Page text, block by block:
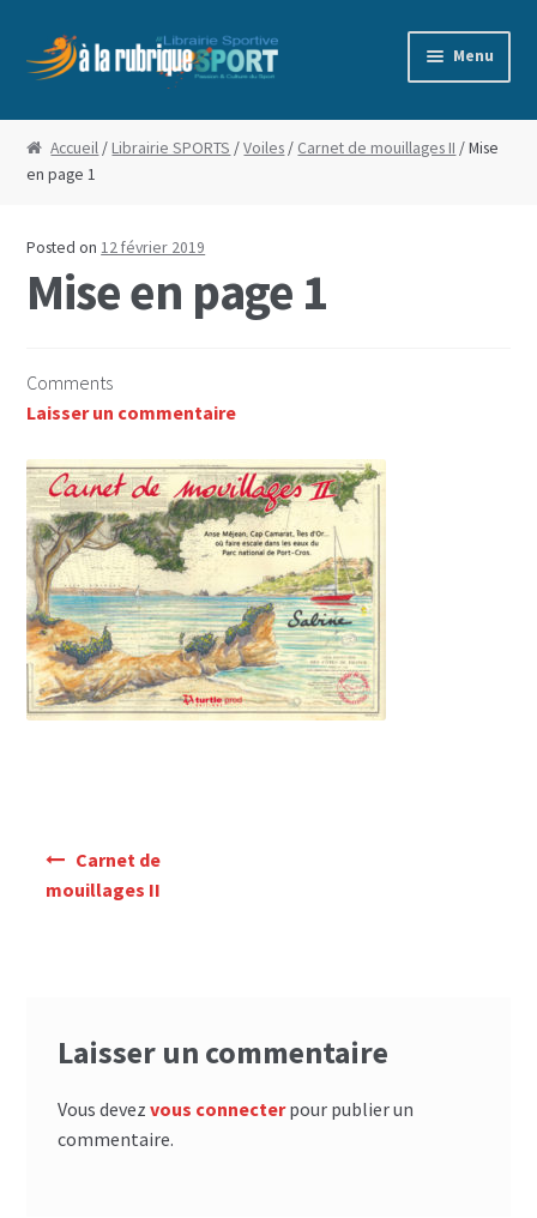
Aller
à
Aller
au
Menu
Accueil
Blog
Boutique
Commande
Conditions Générales de Vente
Mentions Légales
Mon Compte
Panier
Accueil / Librairie SPORTS /Voiles / Carnet de mouillages II / Mise
en page 1
Posted on 12 février 2019
Mise en page 1
Comments
Laisser un commentaire
Navigation
de
Carnet de
mouillages II
Laisser un commentaire
Vous devezvous connecterpour publier un
commentaire.